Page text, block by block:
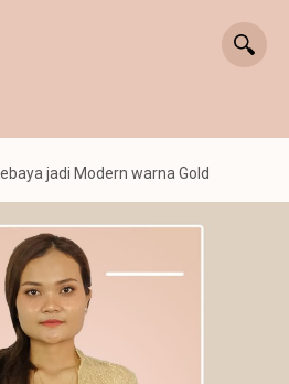
jadi Modern warna Gold